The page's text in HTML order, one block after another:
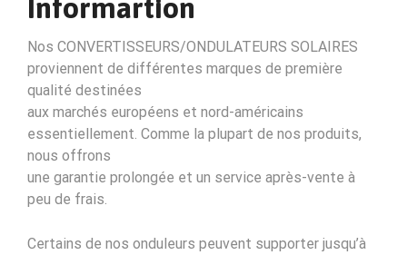
Informartion
Nos CONVERTISSEURS/ONDULATEURS SOLAIRES
proviennent de différentes marques de première
qualité destinées
aux marchés européens et nord-américains
essentiellement. Comme la plupart de nos produits,
nous offrons
une garantie prolongée et un service après-vente à
peu de frais.
Certains de nos onduleurs peuvent supporter jusqu’à